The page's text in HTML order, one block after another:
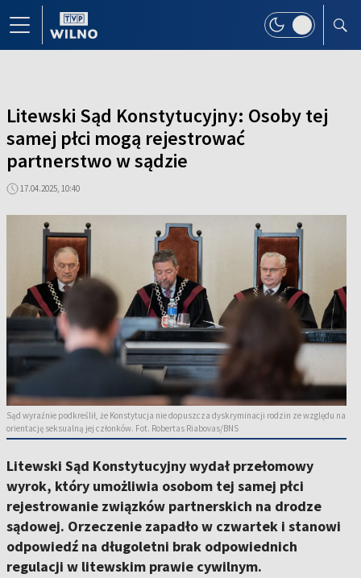
Litewski Sąd Konstytucyjny: Osoby tej
samej płci mogą rejestrować
partnerstwo w sądzie
17.04.2025, 10:40
Sąd wyraźnie podkreślił, że Konstytucja nie dopuszcza dyskryminacji rodzin ze względu na
orientację seksualną jej członków. Fot. Robertas Riabovas/BNS
Litewski Sąd Konstytucyjny wydał przełomowy
wyrok, który umożliwia osobom tej samej płci
rejestrowanie związków partnerskich na drodze
sądowej. Orzeczenie zapadło w czwartek i stanowi
odpowiedź na długoletni brak odpowiednich
regulacji w litewskim prawie cywilnym.